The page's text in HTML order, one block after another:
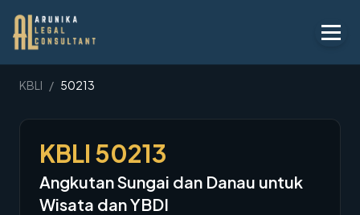
Layanan
Peraturan
KBLI
Tentang
KBLI / 50213
KBLI 50213
Angkutan Sungai dan Danau untuk
Wisata dan YBDI